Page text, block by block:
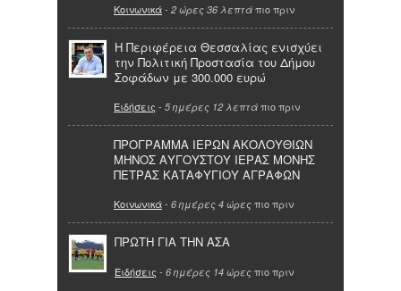
Κοινωνικά- 2 ώρες 36 λεπτά πιο πριν
Η Περιφέρεια Θεσσαλίας ενισχύει
την Πολιτική Προστασία του Δήμου
Σοφάδων με 300.000 ευρώ
Ειδήσεις - 5 ημέρες 12 λεπτά πιο πριν
ΠΡΟΓΡΑΜΜΑ ΙΕΡΩΝ ΑΚΟΛΟΥΘΙΩΝ
ΜΗΝΟΣ ΑΥΓΟΥΣΤΟΥ ΙΕΡΑΣ ΜΟΝΗΣ
ΠΕΤΡΑΣ ΚΑΤΑΦΥΓΙΟΥ ΑΓΡΑΦΩΝ
Κοινωνικά- 6 ημέρες 4 ώρες πιο πριν
ΠΡΩΤΗ ΓΙΑ ΤΗΝ ΑΣΑ
Ειδήσεις - 6 ημέρες 14 ώρες πιο πριν